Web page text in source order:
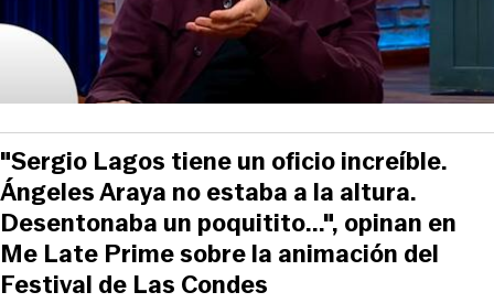
"Sergio Lagos tiene un oficio increíble.
Ángeles Araya no estaba a la altura.
Desentonaba un poquitito...", opinan en
Me Late Prime sobre la animación del
Festival de Las Condes